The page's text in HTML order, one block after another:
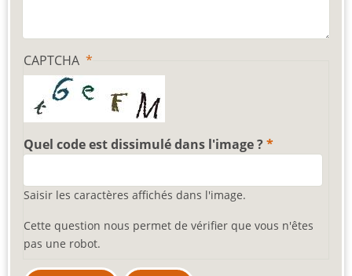
CAPTCHA
Quel code est dissimulé dans l'image ?
Saisir les caractères affichés dans l'image.
Cette question nous permet de vérifier que vous n'êtes
pas une robot.